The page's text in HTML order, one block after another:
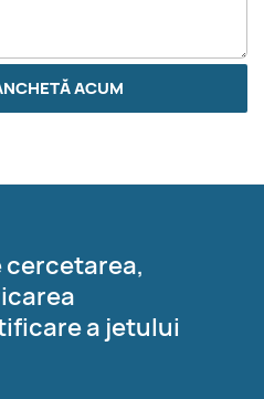
ACUM
cercetarea,
a jetului